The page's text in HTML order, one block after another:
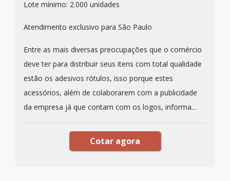
Lote mínimo: 2.000 unidades
Atendimento exclusivo para São Paulo
Entre as mais diversas preocupações que o comércio
deve ter para distribuir seus itens com total qualidade
estão os adesivos rótulos, isso porque estes
acessórios, além de colaborarem com a publicidade
da empresa já que contam com os logos, informa...
Cotar agora